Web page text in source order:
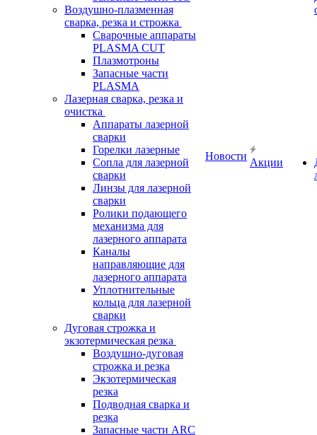
Воздушно-плазменная
сварка, резка и строжка
Сварочные аппараты
PLASMA CUT
Плазмотроны
Запасные части
PLASMA
Лазерная сварка, резка и
очистка
Аппараты лазерной
сварки
Горелки лазерные
Сопла для лазерной
сварки
Линзы для лазерной
сварки
Ролики подающего
механизма для
лазерного аппарата
Каналы
направляющие для
лазерного аппарата
Уплотнительные
кольца для лазерной
сварки
Дуговая строжка и
экзотермическая резка
Воздушно-дуговая
строжка и резка
Экзотермическая
резка
Подводная сварка и
резка
Запасные части ARC
Новости
Акции